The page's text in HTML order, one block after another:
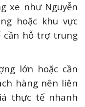
xe như Nguyễn
hoặc khu vực
cần hỗ trợ trung
lớn hoặc cần
hàng nên liên
thực tế nhanh